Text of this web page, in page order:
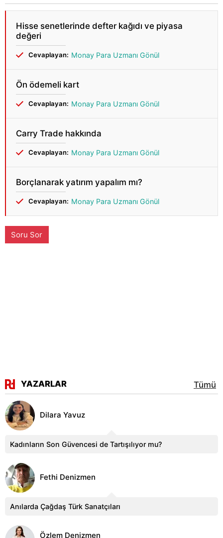
Hisse senetlerinde defter kağıdı ve piyasa
değeri
Cevaplayan: Monay Para Uzmanı Gönül
Ön ödemeli kart
Cevaplayan: Monay Para Uzmanı Gönül
Carry Trade hakkında
Cevaplayan: Monay Para Uzmanı Gönül
Borçlanarak yatırım yapalım mı?
Cevaplayan: Monay Para Uzmanı Gönül
Soru Sor
YAZARLAR Tümü
Dilara Yavuz
Kadınların Son Güvencesi de Tartışılıyor mu?
Fethi Denizmen
Anılarda Çağdaş Türk Sanatçıları
Özlem Denizmen